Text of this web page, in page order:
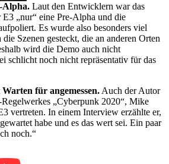
Alpha. Laut den Entwicklern war das
„nur“ eine Pre-Alpha und die
Es wurde also besonders viel
Szenen gesteckt, die an anderen Orten
wird die Demo auch nicht
schlicht noch nicht repräsentativ für das
für angemessen. Auch der Autor
„Cyberpunk 2020“, Mike
vertreten. In einem Interview erzählte er,
habe und es das wert sei. Ein paar
noch.“